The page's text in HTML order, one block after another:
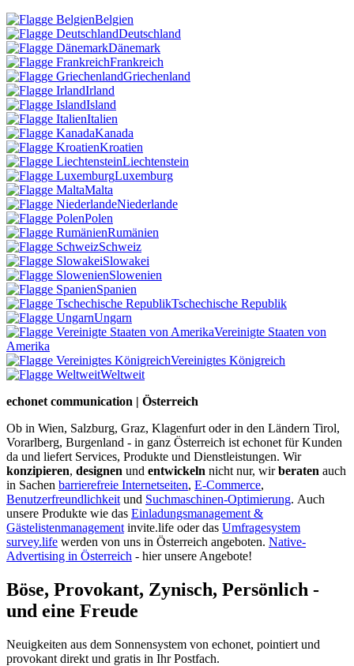
Belgien
Deutschland
Dänemark
Frankreich
Griechenland
Irland
Island
Italien
Kanada
Kroatien
Liechtenstein
Luxemburg
Malta
Niederlande
Polen
Rumänien
Schweiz
Slowakei
Slowenien
Spanien
Tschechische Republik
Ungarn
Vereinigte Staaten von
Amerika
Vereinigtes Königreich
Weltweit
echonet communication | Österreich
Ob in Wien, Salzburg, Graz, Klagenfurt oder in den Ländern Tirol,
Vorarlberg, Burgenland - in ganz Österreich ist echonet für Kunden
da und liefert Services, Produkte und Dienstleistungen. Wir
konzipieren, designen und entwickeln nicht nur, wirberaten auch
in Sachen barrierefreie Internetseiten, E-Commerce,
Benutzerfreundlichkeit und Suchmaschinen-Optimierung. Auch
unsere Produkte wie das Einladungsmanagement &
Gästelistenmanagement invite.life oder das Umfragesystem
survey.life werden von uns in Österreich angeboten. Native-
Advertising in Österreich - hier unsere Angebote!
Böse, Provokant, Zynisch, Persönlich -
und eine Freude
Neuigkeiten aus dem Sonnensystem von echonet, pointiert und
provokant direkt und gratis in Ihr Postfach.